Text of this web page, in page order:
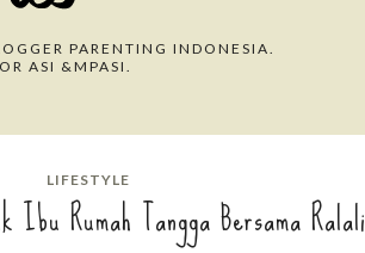
PARENTING INDONESIA.
ASI &MPASI.
LIFESTYLE
Ibu Rumah Tangga Bersama Ralali